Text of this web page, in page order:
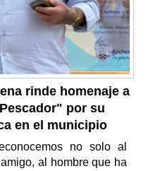
rinde homenaje a
por su
en el municipio
no solo al
al hombre que ha